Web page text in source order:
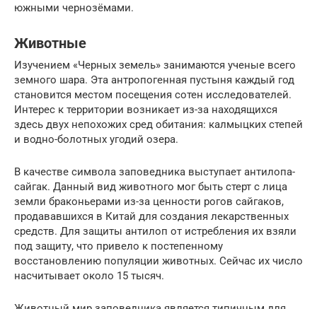
южными чернозёмами.
Животные
Изучением «Черных земель» занимаются ученые всего
земного шара. Эта антропогенная пустыня каждый год
становится местом посещения сотен исследователей.
Интерес к территории возникает из-за находящихся
здесь двух непохожих сред обитания: калмыцких степей
и водно-болотных угодий озера.
В качестве символа заповедника выступает антилопа-
сайгак. Данный вид животного мог быть стерт с лица
земли браконьерами из-за ценности рогов сайгаков,
продававшихся в Китай для создания лекарственных
средств. Для защиты антилоп от истребления их взяли
под защиту, что привело к постепенному
восстановлению популяции животных. Сейчас их число
насчитывает около 15 тысяч.